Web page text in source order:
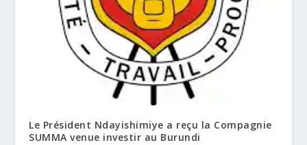
Le Président Ndayishimiye a reçu la Compagnie
SUMMA venue investir au Burundi